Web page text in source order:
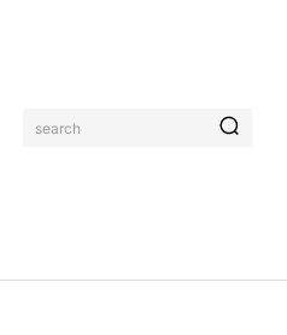
search